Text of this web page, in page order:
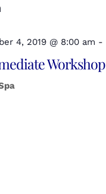
4, 2019 @ 8:00 am -
Workshop